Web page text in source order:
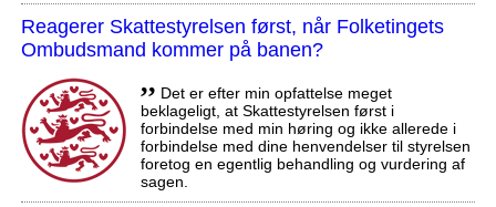
Reagerer Skattestyrelsen først, når Folketingets
Ombudsmand kommer på banen?
,, Det er efter min opfattelse meget
beklageligt, at Skattestyrelsen først i
forbindelse med min høring og ikke allerede i
forbindelse med dine henvendelser til styrelsen
foretog en egentlig behandling og vurdering af
sagen.